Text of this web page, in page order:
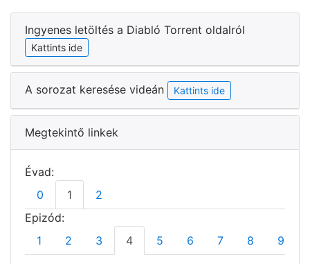
Ingyenes letöltés a Diabló Torrent oldalról
Kattints ide
A sorozat keresése videán Kattints ide
Megtekintő linkek
Évad:
0
1
2
Epizód:
1
2 3 4 5 6 7 8 9